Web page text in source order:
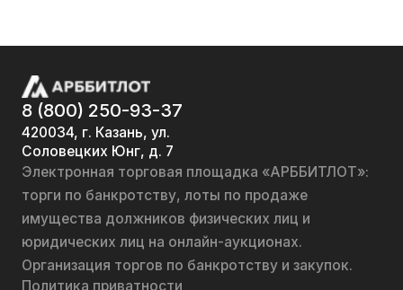
8 (800) 250-93-37
420034, г. Казань, ул.
Соловецких Юнг, д. 7
Электронная торговая площадка «АРББИТЛОТ»:
торги по банкротству, лоты по продаже
имущества должников физических лиц и
юридических лиц на онлайн-аукционах.
Организация торгов по банкротству и закупок.
Политика приватности